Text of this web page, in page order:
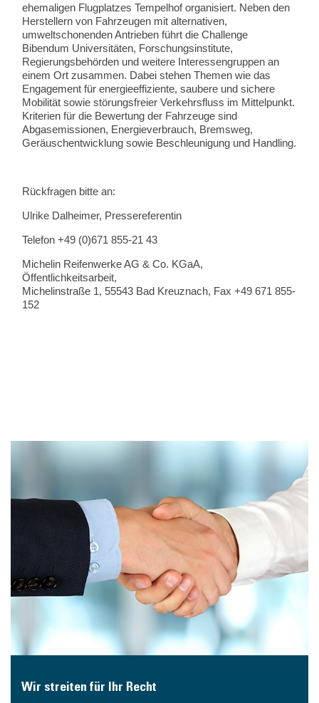
ehemaligen Flugplatzes Tempelhof organisiert. Neben den
Herstellern von Fahrzeugen mit alternativen,
umweltschonenden Antrieben führt die Challenge
Bibendum Universitäten, Forschungsinstitute,
Regierungsbehörden und weitere Interessengruppen an
einem Ort zusammen. Dabei stehen Themen wie das
Engagement für energieeffiziente, saubere und sichere
Mobilität sowie störungsfreier Verkehrsfluss im Mittelpunkt.
Kriterien für die Bewertung der Fahrzeuge sind
Abgasemissionen, Energieverbrauch, Bremsweg,
Geräuschentwicklung sowie Beschleunigung und Handling.
Rückfragen bitte an:
Ulrike Dalheimer, Pressereferentin
Telefon +49 (0)671 855-21 43
Michelin Reifenwerke AG & Co. KGaA,
Öffentlichkeitsarbeit,
Michelinstraße 1, 55543 Bad Kreuznach, Fax +49 671 855-
152
Wir streiten für Ihr Recht